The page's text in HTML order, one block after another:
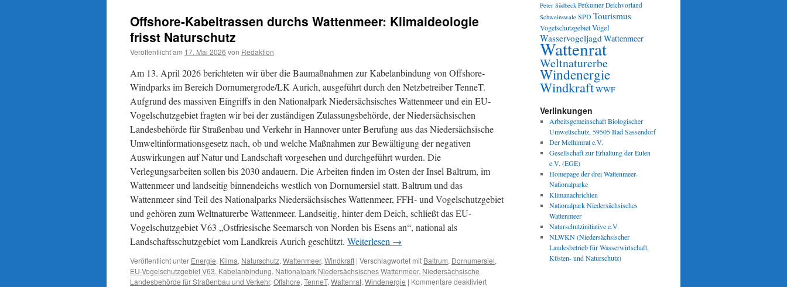
der
Energieminister
Umweltverband
BUND
Wind-
und
Solarunterstützer
Offshore-Kabeltrassen durchs Wattenmeer: Klimaideologie
frisst Naturschutz
Veröffentlicht am 17. Mai 2026 von Redaktion
Am 13. April 2026 berichteten wir über die Baumaßnahmen zur Kabelanbindung von Offshore-
Windparks im Bereich Dornumergrode/LK Aurich, ausgeführt durch den Netzbetreiber TenneT.
Aufgrund des massiven Eingriffs in den Nationalpark Niedersächsisches Wattenmeer und ein EU-
Vogelschutzgebiet fragten wir bei der zuständigen Zulassungsbehörde, der Niedersächsischen
Landesbehörde für Straßenbau und Verkehr in Hannover unter Berufung aus das Niedersächsische
Umweltinformationsgesetz nach, ob und welche Maßnahmen zur Bewältigung der negativen
Auswirkungen auf Natur und Landschaft vorgesehen und durchgeführt wurden. Die
Verlegungsarbeiten sollen bis 2030 andauern. Die Arbeiten finden im Osten der Insel Baltrum, im
Wattenmeer und landseitig binnendeichs westlich von Dornumersiel statt. Baltrum und das
Wattenmeer sind Teil des Nationalparks Niedersächsisches Wattenmeer, FFH- und Vogelschutzgebiet
und gehören zum Weltnaturerbe Wattenmeer. Landseitig, hinter dem Deich, schließt das EU-
Vogelschutzgebiet V63 „Ostfriesische Seemarsch von Norden bis Esens an“, national als
Landschaftsschutzgebiet vom Landkreis Aurich geschützt. Weiterlesen →
Veröffentlicht unter Energie, Klima, Naturschutz, Wattenmeer, Windkraft | Verschlagwortet mit Baltrum, Dornumersiel,
EU-Vogelschutzgebiet V63, Kabelanbindung, Nationalpark Niedersächsisches Wattenmeer, Niedersächsische
Landesbehörde für Straßenbau und Verkehr, Offshore, TenneT, Wattenrat, Windenergie | Kommentare deaktiviertfür
Peter Südbeck Petkumer Deichvorland
Schweinswale SPDTourismus
VogelschutzgebietVögel
WasservogeljagdWattenmeer
Wattenrat
Weltnaturerbe
Windenergie
WindkraftWWF
Verlinkungen
Arbeitsgemeinschaft Biologischer
Umweltschutz, 59505 Bad Sassendorf
Der Mellumrat e.V.
Gesellschaft zur Erhaltung der Eulen
e.V. (EGE)
Homepage der drei Wattenmeer-
Nationalparke
Klimanachrichten
Nationalpark Niedersächsisches
Wattenmeer
Naturschutzinitiative e.V.
NLWKN (Niedersächsischer
Landesbetrieb für Wasserwirtschaft,
Küsten- und Naturschutz)